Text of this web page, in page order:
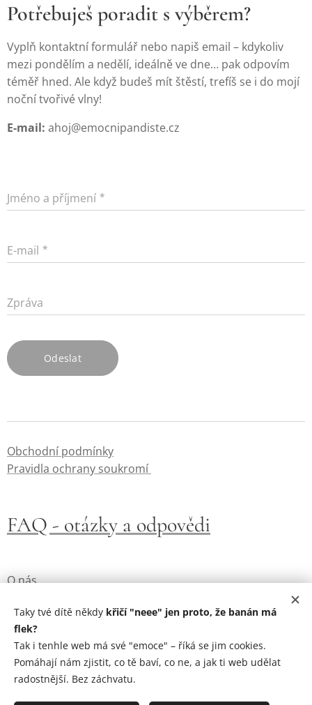
Potřebuješ poradit s výběrem?
Vyplň kontaktní formulář nebo napiš email – kdykoliv
mezi pondělím a nedělí, ideálně ve dne… pak odpovím
téměř hned. Ale když budeš mít štěstí, trefíš se i do mojí
noční tvořivé vlny!
E-mail: ahoj@emocnipandiste.cz
Jméno a příjmení
E-mail
Zpráva
Odeslat
Obchodní podmínky
Pravidla ochrany soukromí
FAQ - otázky a odpovědi
O nás
Cookies
GDPR
Taky tvé dítě někdy křičí "neee" jen proto, že banán má
flek?
Tak i tenhle web má své "emoce" – říká se jim cookies.
Pomáhají nám zjistit, co tě baví, co ne, a jak ti web udělat
radostnější. Bez záchvatu.